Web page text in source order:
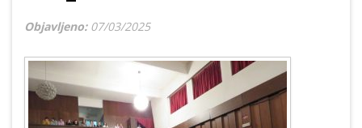
Objavljeno: 07/03/2025